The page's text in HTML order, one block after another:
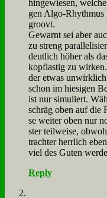
hin­ge­wie­sen,
gen Al­go-
groovt.
Ge­warnt sei aber
zu streng
deut­lich hö­her als
kopf­la­stig zu
der et­was un­wirk­lich
schon im hie­si­gen
ist nur si­mu­liert.
schräg oben auf die
se wei­ter oben nur
ster teil­wei­se,
trach­ter herr­lich
viel des Gu­ten
Reply